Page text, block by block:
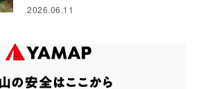
2026.06.11